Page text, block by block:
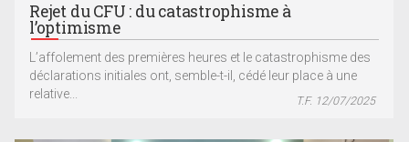
Rejet du CFU : du catastrophisme à
l’optimisme
L’affolement des premières heures et le catastrophisme des
déclarations initiales ont, semble-t-il, cédé leur place à une
relative...
T.F. 12/07/2025